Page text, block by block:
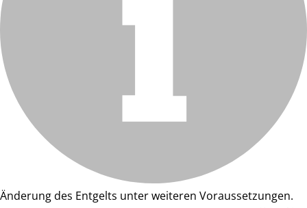
Änderung des Entgelts unter weiteren Voraussetzungen.